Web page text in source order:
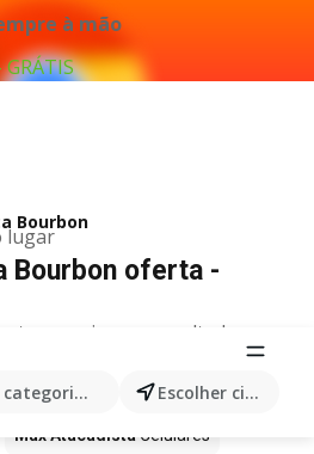
à mão
lugar
categorias,produtos... Escolher cidade
Bourbon
Bourbon oferta -
quaisquer resultados
Max Atacadista
Max Atacadista Celulares